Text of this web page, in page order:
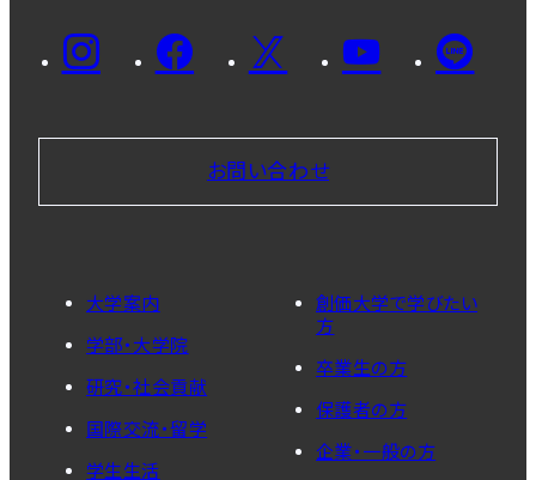
お問い合わせ
大学案内
学部・大学院
研究・社会貢献
国際交流・留学
学生生活
創価大学で学びたい
方
卒業生の方
保護者の方
企業・一般の方